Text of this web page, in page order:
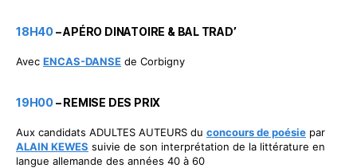
18H40– APÉRO DINATOIRE & BAL TRAD’
Avec ENCAS-DANSE de Corbigny
19H00– REMISE DES PRIX
Aux candidats ADULTES AUTEURS du concours de poésie par
ALAIN KEWES suivie de son interprétation de la littérature en
langue allemande des années 40 à 60